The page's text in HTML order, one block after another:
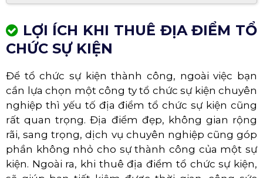
LỢI ÍCH KHI THUÊ ĐỊA ĐIỂM TỔ
CHỨC SỰ KIỆN
Để tổ chức sự kiện thành công, ngoài việc bạn
cần lựa chọn một công ty tổ chức sự kiện chuyên
nghiệp thì yếu tố địa điểm tổ chức sự kiện cũng
rất quan trọng. Địa điểm đẹp, không gian rộng
rãi, sang trọng, dịch vụ chuyên nghiệp cũng góp
phần không nhỏ cho sự thành công của một sự
kiện. Ngoài ra, khi thuê địa điểm tổ chức sự kiện,